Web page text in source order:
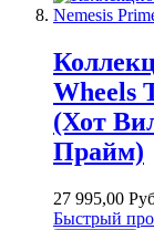
Wheels
(Хот
Прайм)
27 995,00
Быстрый